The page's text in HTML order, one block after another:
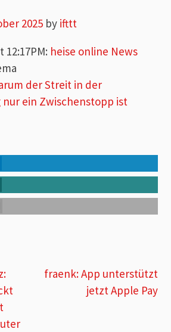
2025 by ifttt
12:17PM: heise online News
der Streit in der
ein Zwischenstopp ist
fraenk: App unterstützt
jetzt Apple Pay